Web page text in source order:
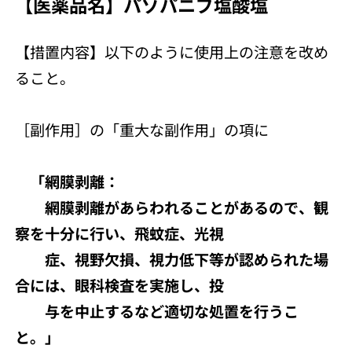
【措置内容】以下のように使用上の注意を改め
ること。
［副作用］の「重大な副作用」の項に
「網膜剥離：
網膜剥離があらわれることがあるので、観
察を十分に行い、飛蚊症、光視
症、視野欠損、視力低下等が認められた場
合には、眼科検査を実施し、投
与を中止するなど適切な処置を行うこ
と。」